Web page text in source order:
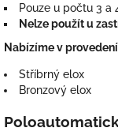
Pouze u počtu 3 a
Nelze použít u
Nabízíme v
Stříbrný elox
Bronzový elox